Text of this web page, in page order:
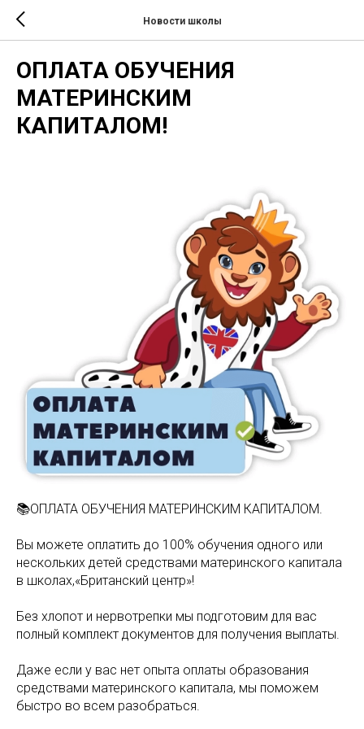
Новости школы
ОПЛАТА ОБУЧЕНИЯ
МАТЕРИНСКИМ
КАПИТАЛОМ!
📚ОПЛАТА ОБУЧЕНИЯ МАТЕРИНСКИМ КАПИТАЛОМ.
Вы можете оплатить до 100% обучения одного или
нескольких детей средствами материнского капитала
в школах,«Британский центр»!
Без хлопот и нервотрепки мы подготовим для вас
полный комплект документов для получения выплаты.
Даже если у вас нет опыта оплаты образования
средствами материнского капитала, мы поможем
быстро во всем разобраться.